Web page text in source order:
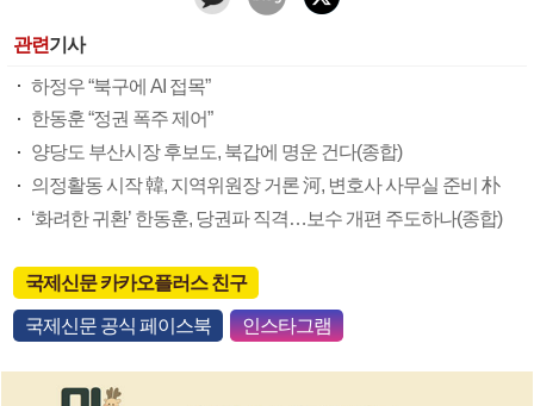
관련기사
하정우 “북구에 AI 접목”
한동훈 “정권 폭주 제어”
양당도 부산시장 후보도, 북갑에 명운 건다(종합)
의정활동 시작 韓, 지역위원장 거론 河, 변호사 사무실 준비 朴
‘화려한 귀환’ 한동훈, 당권파 직격…보수 개편 주도하나(종합)
국제신문 카카오플러스 친구
국제신문 공식 페이스북 인스타그램